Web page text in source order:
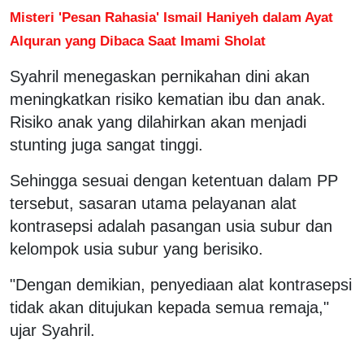
Misteri 'Pesan Rahasia' Ismail Haniyeh dalam Ayat
Alquran yang Dibaca Saat Imami Sholat
Syahril menegaskan pernikahan dini akan
meningkatkan risiko kematian ibu dan anak.
Risiko anak yang dilahirkan akan menjadi
stunting juga sangat tinggi.
Sehingga sesuai dengan ketentuan dalam PP
tersebut, sasaran utama pelayanan alat
kontrasepsi adalah pasangan usia subur dan
kelompok usia subur yang berisiko.
"Dengan demikian, penyediaan alat kontrasepsi
tidak akan ditujukan kepada semua remaja,"
ujar Syahril.